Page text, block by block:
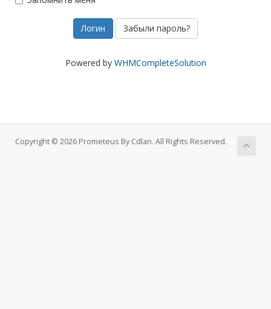
Забыли пароль?
Powered by WHMCompleteSolution
Copyright © 2026 Prometeus By Cdlan. All Rights Reserved.